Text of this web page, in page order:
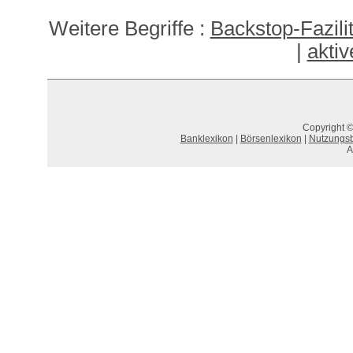
Weitere Begriffe : Backstop-
Copyright
Banklexikon
Börsenlexikon